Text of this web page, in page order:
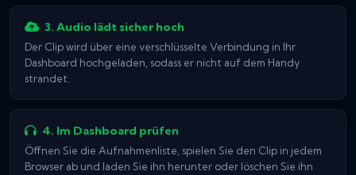
3. Audio lädt sicher hoch
Der Clip wird über eine verschlüsselte Verbindung in Ihr
Dashboard hochgeladen, sodass er nicht auf dem Handy
strandet.
4. Im Dashboard prüfen
Öffnen Sie die Aufnahmenliste, spielen Sie den Clip in jedem
Browser ab und laden Sie ihn herunter oder löschen Sie ihn